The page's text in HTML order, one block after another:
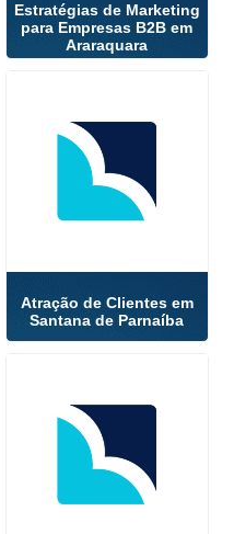
Estratégias de Marketing
para Empresas B2B em
Araraquara
Atração de Clientes em
Santana de Parnaíba